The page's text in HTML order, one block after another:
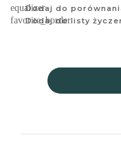
equalizer
Dodaj do
favorite_border
Dodaj do listy